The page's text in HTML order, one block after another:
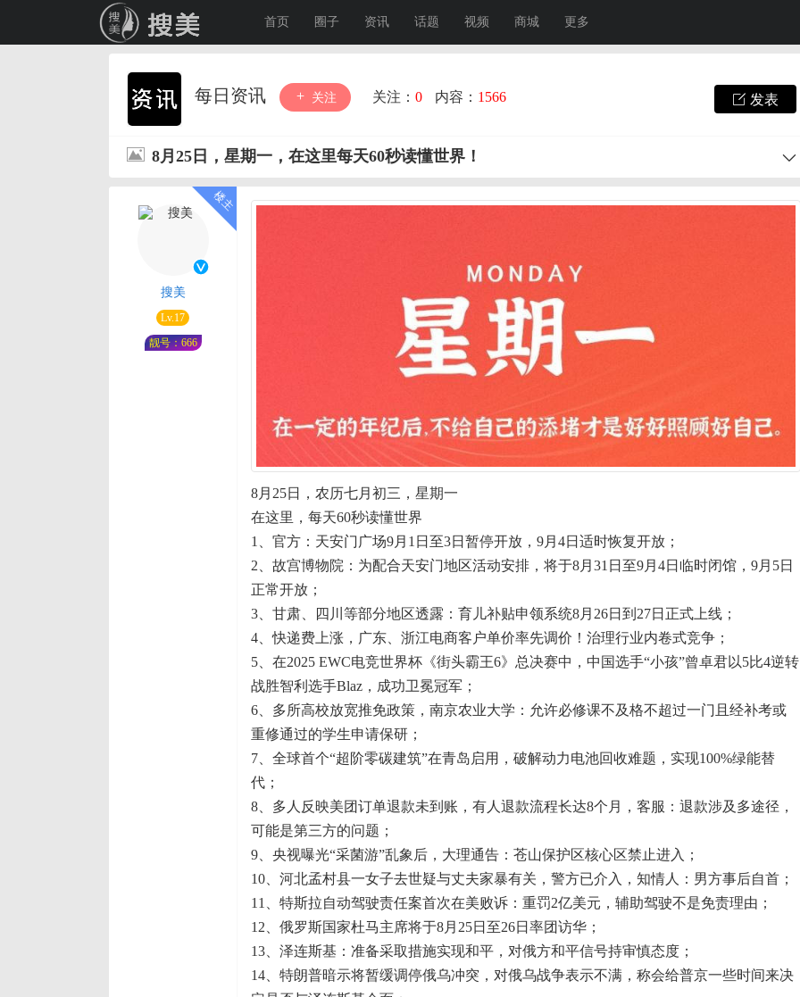
首页 圈子 资讯 话题 视频 商城 更多
每日资讯 关注 关注： 0 内容： 1566 发表
8月25日，星期一，在这里每天60秒读懂世界！
搜美
Lv.17
靓号：666
8月25日，农历七月初三，星期一
在这里，每天60秒读懂世界
1、官方：天安门广场9月1日至3日暂停开放，9月4日适时恢复开放；
2、故宫博物院：为配合天安门地区活动安排，将于8月31日至9月4日临时闭馆，9月5日
正常开放；
3、甘肃、四川等部分地区透露：育儿补贴申领系统8月26日到27日正式上线；
4、快递费上涨，广东、浙江电商客户单价率先调价！治理行业内卷式竞争；
5、在2025 EWC电竞世界杯《街头霸王6》总决赛中，中国选手“小孩”曾卓君以5比4逆转
战胜智利选手Blaz，成功卫冕冠军；
6、多所高校放宽推免政策，南京农业大学：允许必修课不及格不超过一门且经补考或
重修通过的学生申请保研；
7、全球首个“超阶零碳建筑”在青岛启用，破解动力电池回收难题，实现100%绿能替
代；
8、多人反映美团订单退款未到账，有人退款流程长达8个月，客服：退款涉及多途径，
可能是第三方的问题；
9、央视曝光“采菌游”乱象后，大理通告：苍山保护区核心区禁止进入；
10、河北孟村县一女子去世疑与丈夫家暴有关，警方已介入，知情人：男方事后自首；
11、特斯拉自动驾驶责任案首次在美败诉：重罚2亿美元，辅助驾驶不是免责理由；
12、俄罗斯国家杜马主席将于8月25日至26日率团访华；
13、泽连斯基：准备采取措施实现和平，对俄方和平信号持审慎态度；
14、特朗普暗示将暂缓调停俄乌冲突，对俄乌战争表示不满，称会给普京一些时间来决